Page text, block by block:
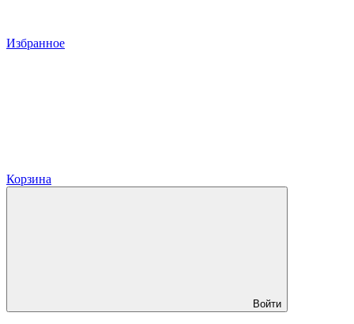
Избранное
Корзина
Войти